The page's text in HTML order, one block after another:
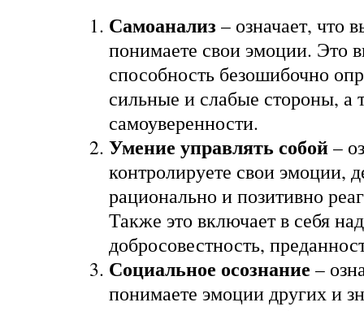
Самоанализ – означает, что
понимаете свои эмоции. Это
способность безошибочно
сильные и слабые стороны, а
самоуверенности.
Умение управлять собой–
контролируете свои эмоции,
рационально и позитивно
Также это включает в себя
добросовестность,
Социальное осознание –
понимаете эмоции других и